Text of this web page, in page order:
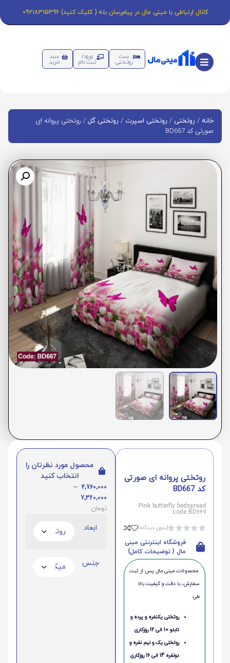
کانال ارتباطی با مینی مال در پیام‌رسان بله ( کلیک کنید) 09218315396
ست
روتختی
ورود/
ثبت نام
سبد
خرید
خانه / روتختی / روتختی اسپرت / روتختی گل / روتختی پروانه ای
صورتی کد BD667
روتختی پروانه ای صورتی
کد BD667
Pink butterfly bedspread
code BD667




(بدون دیدگاه)
فروشگاه اینترنتی مینی
مال { توضیحات کامل}
محصولات مینی‌ مال پس از ثبت
سفارش، با دقت و کیفیت بالا
طی:
روتختی یکنفره و پرده و
تابلو 10 الی 12 روزکاری
روتختی یک و نیم نفره و
دونفره 14 الی 16 روزکاری
محصول مورد نظرتان را
انتخاب کنید
4,760,000
–
7,320,000
تومان
ابعاد
جنس